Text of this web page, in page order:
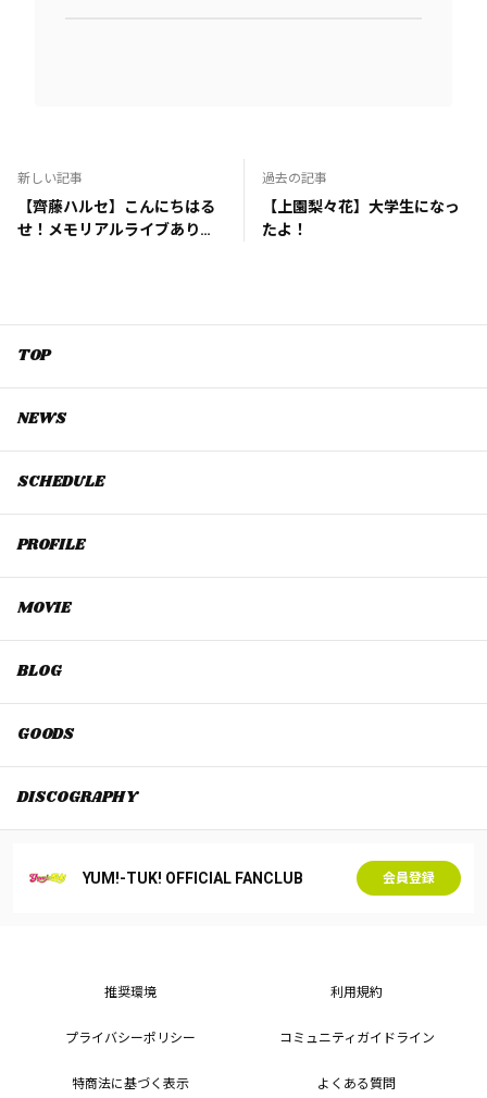
新しい記事
【齊藤ハルセ】こんにちはる
せ！メモリアルライブありが
過去の記事
【上園梨々花】大学生になっ
たよ！
TOP
NEWS
SCHEDULE
PROFILE
MOVIE
BLOG
GOODS
DISCOGRAPHY
YUM!-TUK! OFFICIAL FANCLUB 会員登録
推奨環境 利用規約
プライバシーポリシー コミュニティガイドライン
特商法に基づく表示 よくある質問